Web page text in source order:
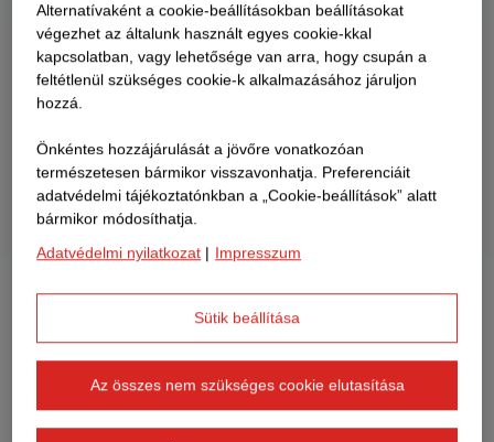
Alternatívaként a cookie-beállításokban beállításokat
végezhet az általunk használt egyes cookie-kkal
kapcsolatban, vagy lehetősége van arra, hogy csupán a
feltétlenül szükséges cookie-k alkalmazásához járuljon
hozzá.
Önkéntes hozzájárulását a jövőre vonatkozóan
természetesen bármikor visszavonhatja. Preferenciáit
adatvédelmi tájékoztatónkban a „Cookie-beállítások” alatt
bármikor módosíthatja.
Adatvédelmi nyilatkozat | Impresszum
Sütik beállítása
Az összes nem szükséges cookie elutasítása